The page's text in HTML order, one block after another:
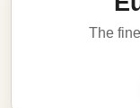
The